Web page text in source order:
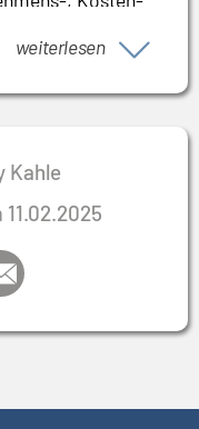
und baute
Firmenwert
und die
weiterlesen
Kahle